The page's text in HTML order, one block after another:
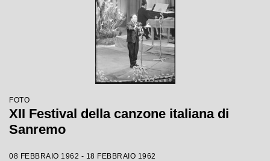
FOTO
XII Festival della canzone italiana di
Sanremo
08 FEBBRAIO 1962 - 18 FEBBRAIO 1962